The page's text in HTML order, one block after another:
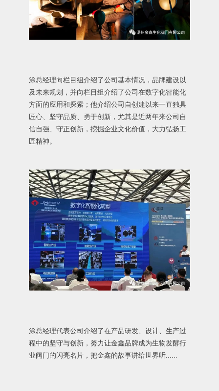
涂总经理向栏目组介绍了公司基本情况，品牌建设以
及未来规划，并向栏目组介绍了公司在数字化智能化
方面的应用和探索；他介绍公司自创建以来一直独具
匠心、坚守品质、勇于创新，尤其是近两年来公司自
信自强、守正创新，挖掘企业文化价值，大力弘扬工
匠精神。
涂总经理代表公司介绍了在产品研发、设计、生产过
程中的坚守与创新，努力让金鑫品牌成为生物发酵行
业阀门的闪亮名片，把金鑫的故事讲给世界听......